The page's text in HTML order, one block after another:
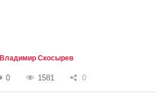
Владимир Скосырев
0 1581 0